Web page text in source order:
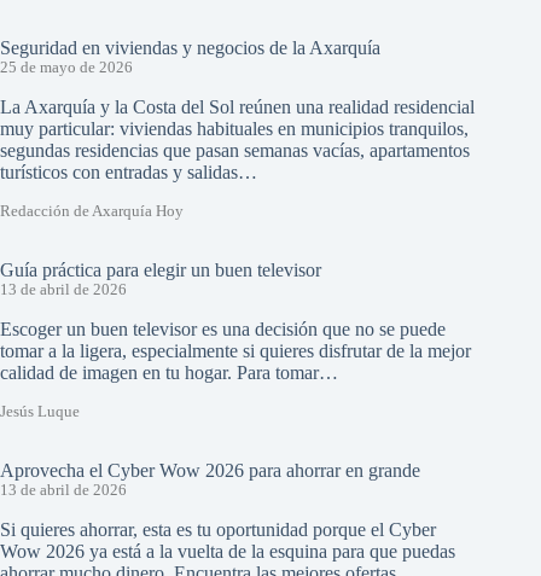
Seguridad en viviendas y negocios de la Axarquía
25 de mayo de 2026
La Axarquía y la Costa del Sol reúnen una realidad residencial
muy particular: viviendas habituales en municipios tranquilos,
segundas residencias que pasan semanas vacías, apartamentos
turísticos con entradas y salidas…
Redacción de Axarquía Hoy
Guía práctica para elegir un buen televisor
13 de abril de 2026
Escoger un buen televisor es una decisión que no se puede
tomar a la ligera, especialmente si quieres disfrutar de la mejor
calidad de imagen en tu hogar. Para tomar…
Jesús Luque
Aprovecha el Cyber Wow 2026 para ahorrar en grande
13 de abril de 2026
Si quieres ahorrar, esta es tu oportunidad porque el Cyber
Wow 2026 ya está a la vuelta de la esquina para que puedas